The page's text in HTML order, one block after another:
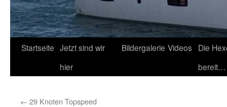
Startseite Jetzt sind wir
hier
Bildergalerie Videos
Die
bereit…
← 29 Knoten Topspeed